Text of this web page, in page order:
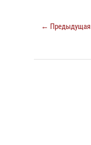
← Предыдущая